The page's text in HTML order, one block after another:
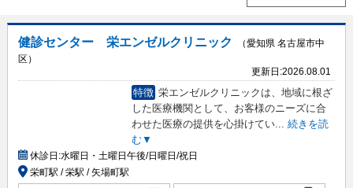
健診センター 栄エンゼルクリニック
（愛知県 名古屋市中
区）
更新日:2026.08.01
特徴 栄エンゼルクリニックは、地域に根ざ
した医療機関として、お客様のニーズに合
わせた医療の提供を心掛けてい... 続きを読
む▼
休診日:水曜日・土曜日午後/日曜日/祝日
栄町駅 / 栄駅 / 矢場町駅